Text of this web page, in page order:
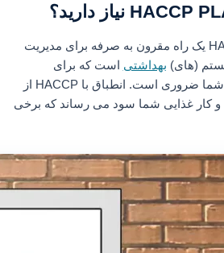
داشتن یک برنامه HACCP یک راه مقرون به صرفه برای مدیریت
(های)بهداشتیاست که برای
موفقیت تجارت غذایی شما ضروری است. انطباق با HACCP از
کار غذایی شما سود می رساند که برخی